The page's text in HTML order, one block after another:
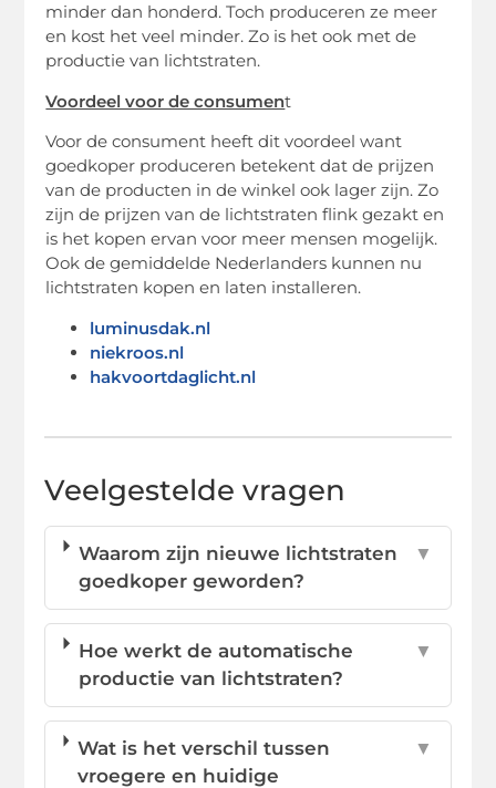
minder dan honderd. Toch produceren ze meer
en kost het veel minder. Zo is het ook met de
productie van lichtstraten.
Voordeel voor de consument
Voor de consument heeft dit voordeel want
goedkoper produceren betekent dat de prijzen
van de producten in de winkel ook lager zijn. Zo
zijn de prijzen van de lichtstraten flink gezakt en
is het kopen ervan voor meer mensen mogelijk.
Ook de gemiddelde Nederlanders kunnen nu
lichtstraten kopen en laten installeren.
luminusdak.nl
niekroos.nl
hakvoortdaglicht.nl
Veelgestelde vragen
Waarom zijn nieuwe lichtstraten
goedkoper geworden?
▼
Hoe werkt de automatische
productie van lichtstraten?
▼
Wat is het verschil tussen
vroegere en huidige
▼